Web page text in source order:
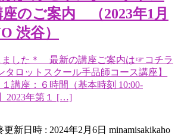
のご案内 （2023年1月
渋谷）
ました＊ 最新の講座ご案内は☞コチラ
タロットスクール手品師コース講座】
講座：６時間（基本時刻 10:00-
2023年第１ […]
更新日時 : 2024年2月6日 minamisakikaho